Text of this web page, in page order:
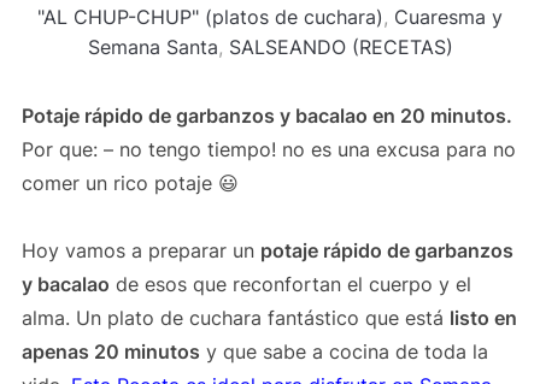
"AL CHUP-CHUP" (platos de cuchara) , Cuaresma y
Semana Santa, SALSEANDO (RECETAS)
Potaje rápido de garbanzos y bacalao en 20 minutos.
Por que: – no tengo tiempo! no es una excusa para no
comer un rico potaje 😃
Hoy vamos a preparar un potaje rápido de garbanzos
y bacalao de esos que reconfortan el cuerpo y el
alma. Un plato de cuchara fantástico que está listo en
apenas 20 minutos y que sabe a cocina de toda la